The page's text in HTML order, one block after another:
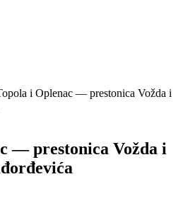
i Oplenac — prestonica Vožda i
— prestonica Vožda i